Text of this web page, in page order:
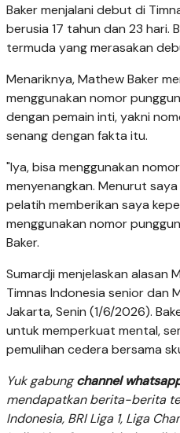
Baker menjalani debut di
berusia 17 tahun dan 23 hari.
termuda yang merasakan
Menariknya, Mathew Baker
menggunakan nomor
dengan pemain inti, yakni
senang dengan fakta itu.
"Iya, bisa menggunakan
menyenangkan. Menurut
pelatih memberikan saya
menggunakan nomor
Baker.
Sumardji menjelaskan alasan
Timnas Indonesia senior dan
Jakarta, Senin (1/6/2026).
untuk memperkuat mental,
pemulihan cedera bersama
Yuk gabungchannel
mendapatkan berita-berita
Indonesia, BRI Liga 1, Liga